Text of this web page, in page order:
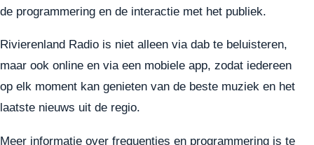
de programmering en de interactie met het publiek.
Rivierenland Radio is niet alleen via dab te beluisteren,
maar ook online en via een mobiele app, zodat iedereen
op elk moment kan genieten van de beste muziek en het
laatste nieuws uit de regio.
Meer informatie over frequenties en programmering is te